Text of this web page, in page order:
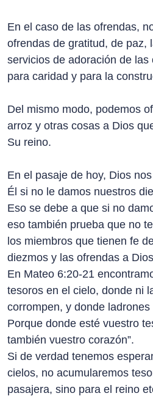
En el caso de las ofrendas,
ofrendas de gratitud, de paz,
servicios de adoración de las
para caridad y para la
Del mismo modo, podemos
arroz y otras cosas a Dios
Su reino.
En el pasaje de hoy, Dios
Él si no le damos nuestros
Eso se debe a que si no
eso también prueba que no
los miembros que tienen fe
diezmos y las ofrendas a
En Mateo 6:20-21
tesoros en el cielo, donde ni
corrompen, y donde
Porque donde esté vuestro
también vuestro corazón”.
Si de verdad tenemos
cielos, no acumularemos
pasajera, sino para el reino